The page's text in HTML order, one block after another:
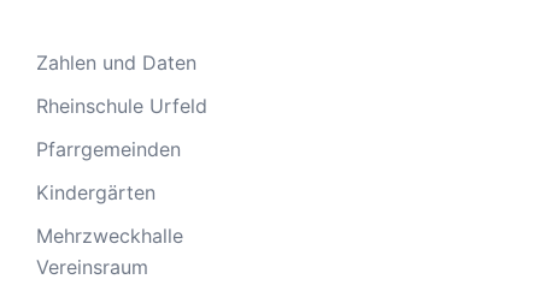
Zahlen und Daten
Rheinschule Urfeld
Pfarrgemeinden
Kindergärten
Mehrzweckhalle
Vereinsraum